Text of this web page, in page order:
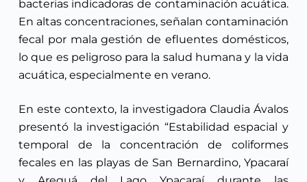
bacterias indicadoras de contaminación acuática.
En altas concentraciones, señalan contaminación
fecal por mala gestión de efluentes domésticos,
lo que es peligroso para la salud humana y la vida
acuática, especialmente en verano.
En este contexto, la investigadora Claudia Ávalos
presentó la investigación “Estabilidad espacial y
temporal de la concentración de coliformes
fecales en las playas de San Bernardino, Ypacaraí